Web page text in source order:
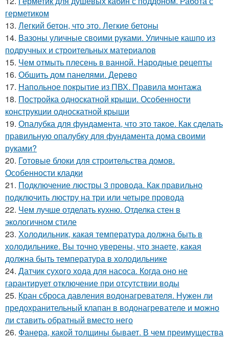
герметиком
13. Легкий бетон, что это. Легкие бетоны
14. Вазоны уличные своими руками. Уличные кашпо из
подручных и строительных материалов
15. Чем отмыть плесень в ванной. Народные рецепты
16. Обшить дом панелями. Дерево
17. Напольное покрытие из ПВХ. Правила монтажа
18. Постройка односкатной крыши. Особенности
конструкции односкатной крыши
19. Опалубка для фундамента, что это такое. Как сделать
правильную опалубку для фундамента дома своими
руками?
20. Готовые блоки для строительства домов.
Особенности кладки
21. Подключение люстры 3 провода. Как правильно
подключить люстру на три или четыре провода
22. Чем лучше отделать кухню. Отделка стен в
экологичном стиле
23. Холодильник, какая температура должна быть в
холодильнике. Вы точно уверены, что знаете, какая
должна быть температура в холодильнике
24. Датчик сухого хода для насоса. Когда оно не
гарантирует отключение при отсутствии воды
25. Кран сброса давления водонагревателя. Нужен ли
предохранительный клапан в водонагревателе и можно
ли ставить обратный вместо него
26. Фанера, какой толщины бывает. В чем преимущества